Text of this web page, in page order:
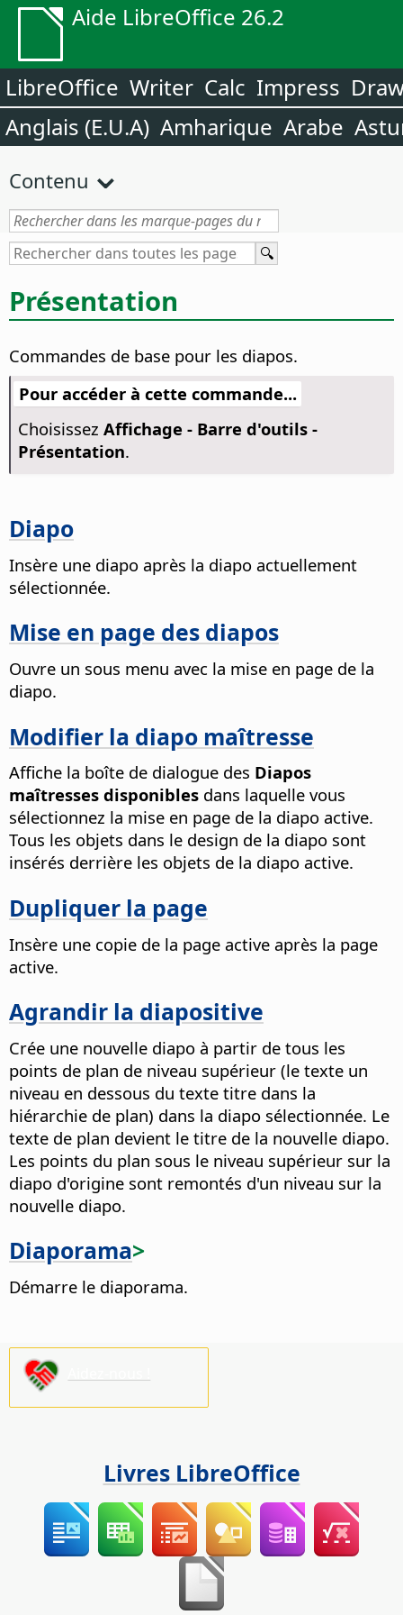
Aide LibreOffice 26.2
LibreOffice Writer Calc Impress
Anglais (E.U.A) Amharique Arabe
Contenu
Présentation
Commandes de base pour les diapos.
Pour accéder à cette commande...
Choisissez Affichage - Barre d'outils -
Présentation.
Diapo
Insère une diapo après la diapo actuellement
sélectionnée.
Mise en page des diapos
Ouvre un sous menu avec la mise en page de la
diapo.
Modifier la diapo maîtresse
Affiche la boîte de dialogue des Diapos
maîtresses disponibles dans laquelle vous
sélectionnez la mise en page de la diapo active.
Tous les objets dans le design de la diapo sont
insérés derrière les objets de la diapo active.
Dupliquer la page
Insère une copie de la page active après la page
active.
Agrandir la diapositive
Crée une nouvelle diapo à partir de tous les
points de plan de niveau supérieur (le texte un
niveau en dessous du texte titre dans la
hiérarchie de plan) dans la diapo sélectionnée. Le
texte de plan devient le titre de la nouvelle diapo.
Les points du plan sous le niveau supérieur sur la
diapo d'origine sont remontés d'un niveau sur la
nouvelle diapo.
Diaporama>
Démarre le diaporama.
Livres LibreOffice